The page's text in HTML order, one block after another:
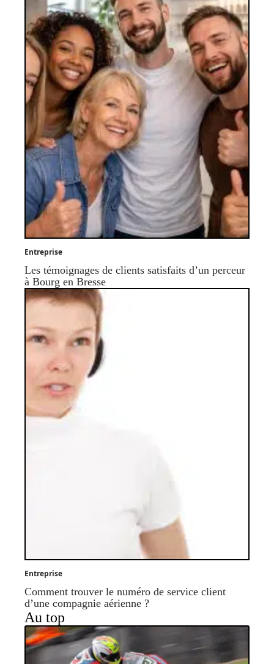
Entreprise
Les témoignages de clients satisfaits d’un perceur
à Bourg en Bresse
Entreprise
Comment trouver le numéro de service client
d’une compagnie aérienne ?
Au top